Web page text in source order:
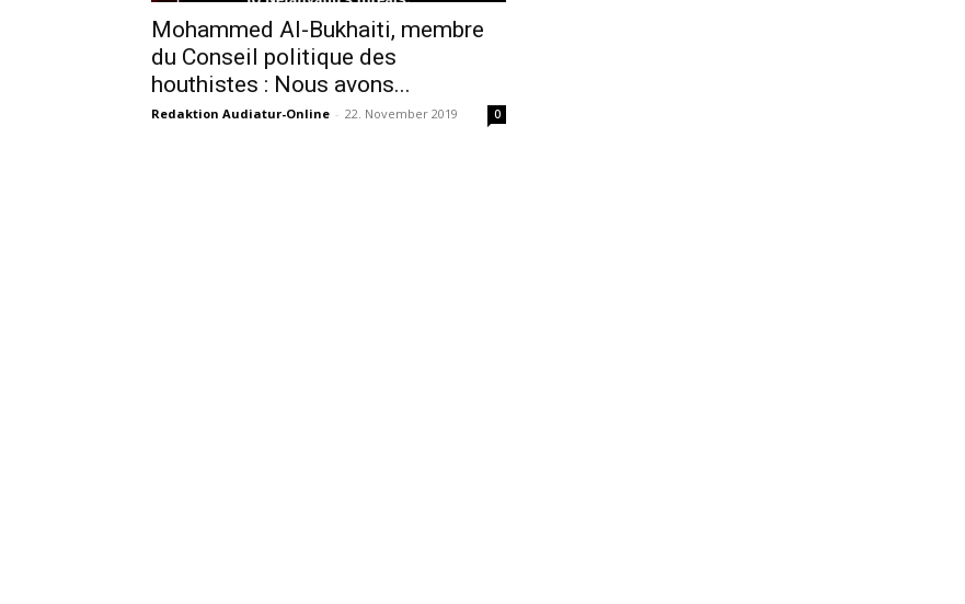
Mohammed Al-Bukhaiti, membre
du Conseil politique des
houthistes : Nous avons...
Redaktion Audiatur-Online - 22. November 2019 0